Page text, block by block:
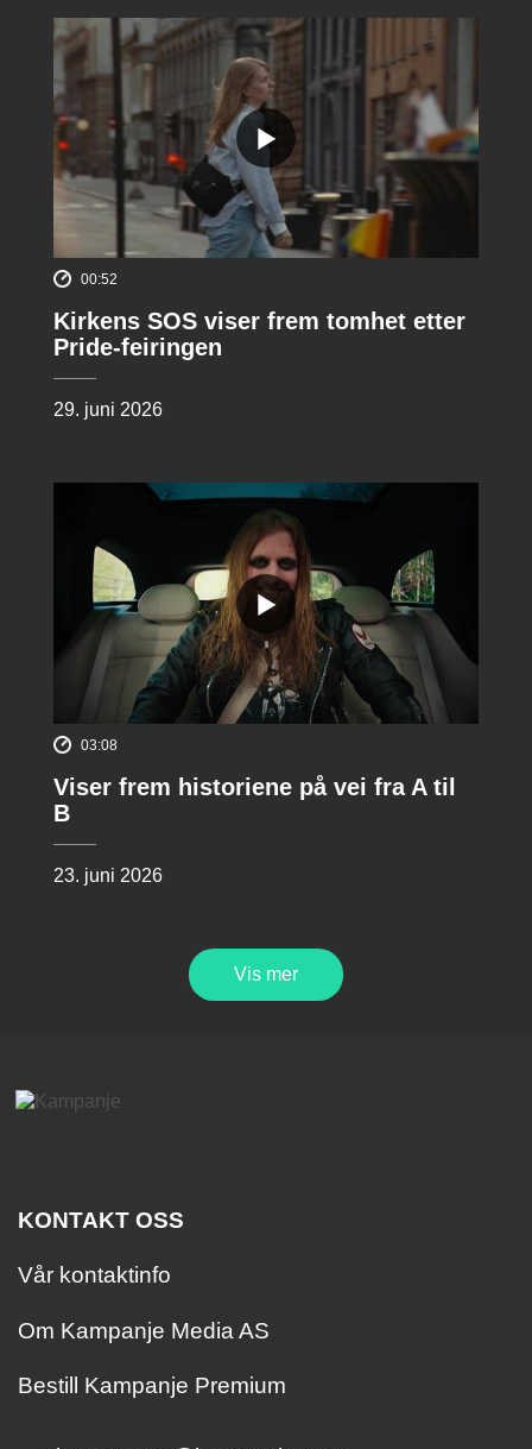
00:52
Kirkens SOS viser frem tomhet etter
Pride-feiringen
29. juni 2026
03:08
Viser frem historiene på vei fra A til
B
23. juni 2026
Vis mer
KONTAKT OSS
Vår kontaktinfo
Om Kampanje Media AS
Bestill Kampanje Premium